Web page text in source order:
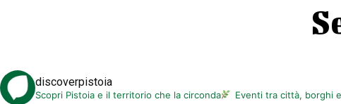
discoverpistoia
Scopri Pistoia e il territorio che la circonda Eventi tra città, borghi